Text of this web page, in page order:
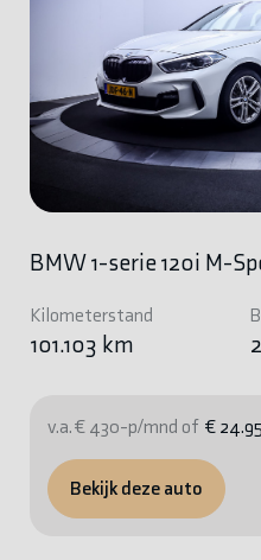
BMW 1-serie 120i M-
Kilometerstand
101.103 km
v.a. € 430-p/mnd of €
Bekijk deze auto